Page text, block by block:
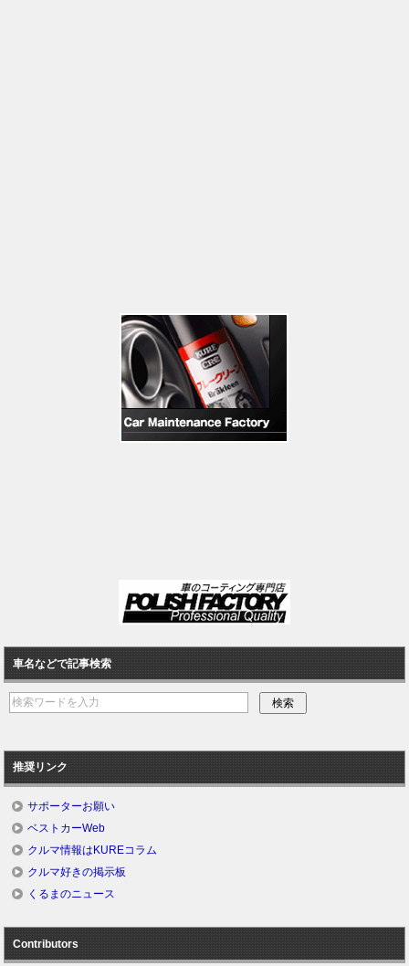
車名などで記事検索
推奨リンク
サポーターお願い
ベストカーWeb
クルマ情報はKUREコラム
クルマ好きの掲示板
くるまのニュース
Contributors